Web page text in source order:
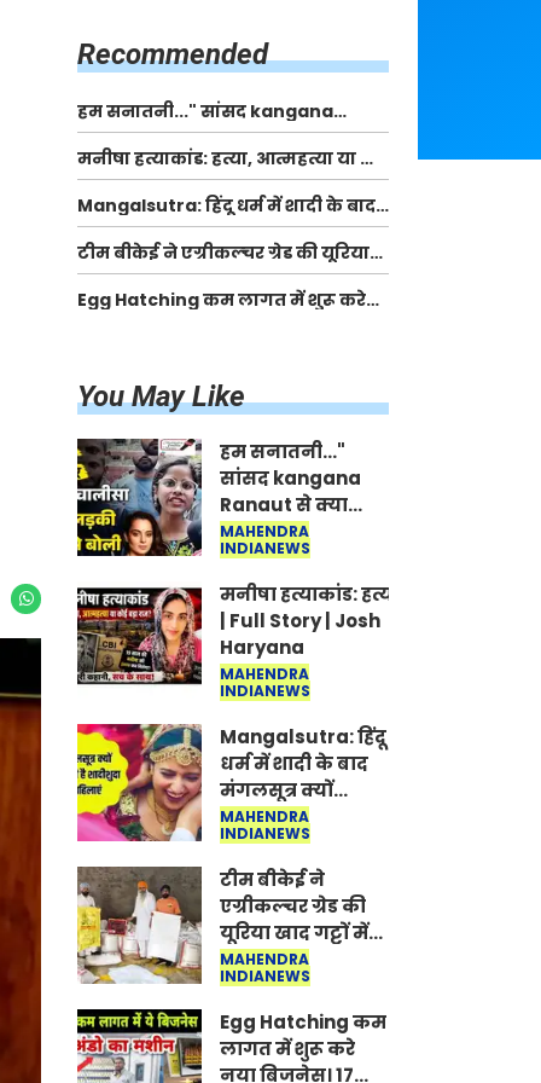
Recommended
हम सनातनी..." सांसद kangana
Ranaut से क्या बोली लड़की? Viral
Jantar-Mantar | CJP protest
मनीषा हत्याकांड: हत्या, आत्महत्या या कोई बड़ा राज?
| Full Story | Josh Haryana
Mangalsutra: हिंदू धर्म में शादी के बाद
मंगलसूत्र क्यों पहनती है महिलाएं, किसने
शुरु की ये परंपरा
टीम बीकेई ने एग्रीकल्चर ग्रेड की यूरिया
खाद गट्टों में बदलकर टेक्निकल ग्रेड में
बेचने वालों पर करवाई कार्रवाई:
Egg Hatching कम लागत में शुरू करे
You May Like
हम सनातनी..."
सांसद kangana
Ranaut से क्या
बोली लड़की? Viral
Jantar-Mantar |
CJP protest
MAHENDRA
INDIANEWS
मनीषा हत्याकांड: हत्या, आत्महत्या या
| Full Story | Josh
Haryana
MAHENDRA
INDIANEWS
Mangalsutra: हिंदू
धर्म में शादी के बाद
मंगलसूत्र क्यों
पहनती है महिलाएं,
किसने शुरु की ये
परंपरा
MAHENDRA
INDIANEWS
टीम बीकेई ने
एग्रीकल्चर ग्रेड की
यूरिया खाद गट्टों में
बदलकर टेक्निकल
ग्रेड में बेचने वालों पर
करवाई कार्रवाई:
लखविंदर सिंह
औलख
MAHENDRA
INDIANEWS
Egg Hatching कम
लागत में शुरू करे
नया बिजनेस। 17